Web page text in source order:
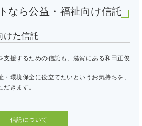
なら公益・福祉向け信託
けた信託
支援するための信託も、滋賀にある和田正俊
環境保全に役立てたいというお気持ちを、
きます。
信託について